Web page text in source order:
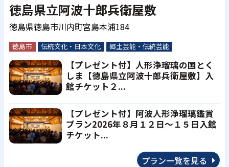
徳島県立阿波十郎兵衛屋敷
徳島県徳島市川内町宮島本浦184
徳島市 伝統文化・日本文化 郷土芸能・伝統芸能
【プレゼント付】人形浄瑠璃の国とく
しま【徳島県立阿波十郎兵衛屋敷】入
館チケット２...
【プレゼント付】阿波人形浄瑠璃鑑賞
プラン2026年８月１２日～１５日入館
チケット...
プラン一覧を見る